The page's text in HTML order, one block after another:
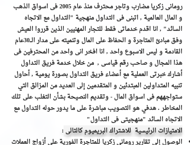
رومانى زكريا مضارب وتاجر محترف منذ عام 2005 فى اسواق الذهب
و المال العالمية , اتبنى فى التداول منهجية "التداول مع الاتجاه
السائد" , ​انا اقدم خدماتى فقط للتجار المهنيين الذين قرروا العيش
وفق مبادئ المتاجرة و الحفاظ على المال وتنميته على مدار الـــ30عام
القادمة و ليس الاسبوع واحد , انا افخر انى واحد من المحترفين فى
هذا المجال و صاحب رقم قياسى , من خلال خدمة فريق التداول
أشارك خبرتى العملية مع أعضاء فريق التداول بصورة يومية , أحاول
تنبيه المتداولين المبتدئين و المتقدمين إلى العديد من المزالق التي
ستواجههم فى اسواق المال - وتقديم النصيحة بشأن التغلب على تلك
المخاطر . هدفي هو التصويب مباشرة على ما يدور حوله التداول مع
الاتجاه السائد "منهجيتى فى التداول"
الامتيازات الرئيسية للاشتراك البريميوم كالتالى:
الوصول إلى تقارير روماني زكريا للمتاجرة الفورية على أزواج العملات